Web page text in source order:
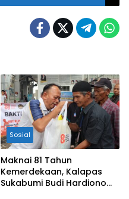
Sosial
Maknai 81 Tahun
Kemerdekaan, Kalapas
Sukabumi Budi Hardiono